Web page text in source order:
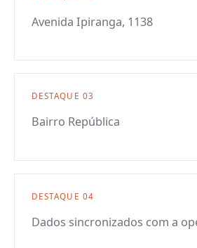
Avenida Ipiranga, 1138
DESTAQUE 03
Bairro República
DESTAQUE 04
Dados sincronizados com a